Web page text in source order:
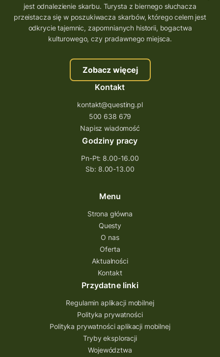
jest odnalezienie skarbu. Turysta z biernego słuchacza
przeistacza się w poszukiwacza skarbów, którego celem jest
odkrycie tajemnic, zapomnianych historii, bogactwa
kulturowego, czy pradawnego miejsca.
Zobacz więcej
Kontakt
kontakt@questing.pl
500 638 679
Napisz wiadomość
Godziny pracy
Pn-Pt: 8.00-16.00
Sb: 8.00-13.00
Menu
Strona główna
Questy
O nas
Oferta
Aktualności
Kontakt
Przydatne linki
Regulamin aplikacji mobilnej
Polityka prywatności
Polityka prywatności aplikacji mobilnej
Tryby eksploracji
Województwa